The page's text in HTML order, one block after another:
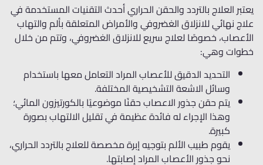
يعتبر العلاج بالتردد والحقن الحراري أحدث التقنيات المستخدمة في
علاج نهائي للانزلاق الغضروفي والأمراض المتعلقة بألم والتهاب
الأعصاب، خصوصًا لعلاج سريع للانزلاق الغضروفي، وتتم من خلال
خطوات وهي:
التحديد الدقيق للأعصاب المراد التعامل معها باستخدام
وسائل الاشعة التشخيصية المختلفة.
يتم حقن جذور الاعصاب حقنًا موضوعيًا بالكورتيزون المائي؛
وهذا الإجراء له فائدة عظيمة في تقليل الالتهاب بصورة
كبيرة.
يقوم طبيب الألم بتوجيه إبرة مخصصة للعلاج بالتردد الحراري،
نحو جذور الأعصاب المراد إصابتها.